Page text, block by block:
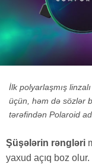
İlk polyarlaşmış
üçün, həm də sözlər
tərəfindən Polaroid
Şüşələrin rəngləri
yaxud açıq boz